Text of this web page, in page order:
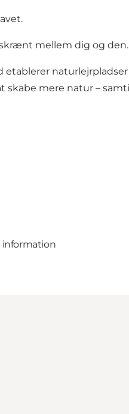
mellem dig og
etablerer
mere natur –
information